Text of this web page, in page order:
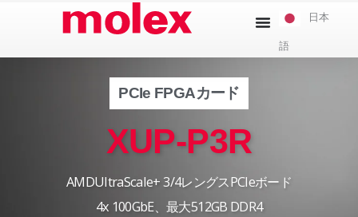
日本
語
PCIe FPGAカード
XUP-P3R
AMDUltraScale+ 3/4レングスPCIeボード
4x 100GbE、最大512GB DDR4